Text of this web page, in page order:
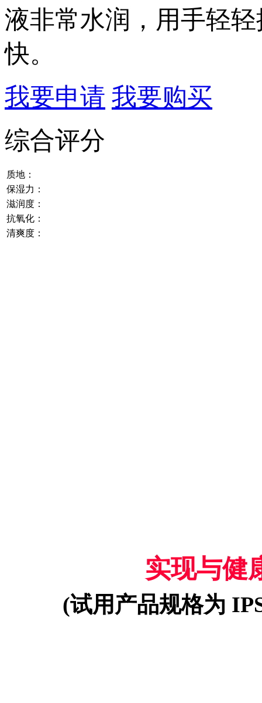
液非常水润，用手轻
快。
我要申请 我要购买
综合评分
质地：
保湿力：
滋润度：
抗氧化：
清爽度：
实现与健
(试用产品规格为